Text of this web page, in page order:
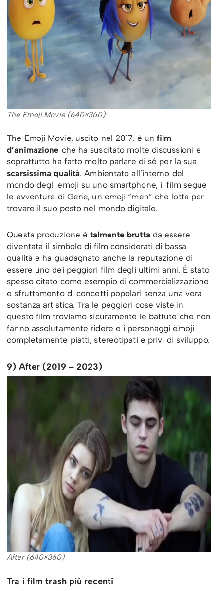
The Emoji Movie (640×360)
The Emoji Movie, uscito nel 2017, è un film
d’animazione che ha suscitato molte discussioni e
soprattutto ha fatto molto parlare di sé per la sua
scarsissima qualità. Ambientato all’interno del
mondo degli emoji su uno smartphone, il film segue
le avventure di Gene, un emoji “meh” che lotta per
trovare il suo posto nel mondo digitale.
Questa produzione è talmente brutta da essere
diventata il simbolo di film considerati di bassa
qualità e ha guadagnato anche la reputazione di
essere uno dei peggiori film degli ultimi anni. È stato
spesso citato come esempio di commercializzazione
e sfruttamento di concetti popolari senza una vera
sostanza artistica. Tra le peggiori cose viste in
questo film troviamo sicuramente le battute che non
fanno assolutamente ridere e i personaggi emoji
completamente piatti, stereotipati e privi di sviluppo.
9) After (2019 – 2023)
After (640×360)
Tra i film trash più recenti